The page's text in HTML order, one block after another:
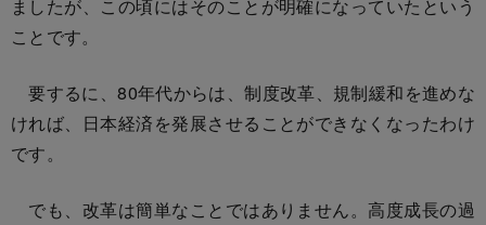
ましたが、この頃にはそのことが明確になっていたという
ことです。
要するに、80年代からは、制度改革、規制緩和を進めな
ければ、日本経済を発展させることができなくなったわけ
です。
でも、改革は簡単なことではありません。高度成長の過